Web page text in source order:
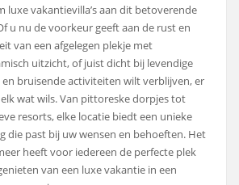
luxe vakantievilla’s aan dit betoverende
u nu de voorkeur geeft aan de rust en
van een afgelegen plekje met
uitzicht, of juist dicht bij levendige
en bruisende activiteiten wilt verblijven, er
wat wils. Van pittoreske dorpjes tot
resorts, elke locatie biedt een unieke
die past bij uw wensen en behoeften. Het
heeft voor iedereen de perfecte plek
van een luxe vakantie in een